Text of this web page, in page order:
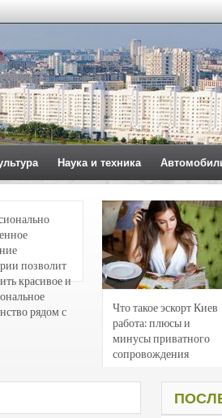
Наука и техника
позволит
красивое и
рядом с
Что такое эскорт Киев
работа: плюсы и
минусы приватного
сопровождения